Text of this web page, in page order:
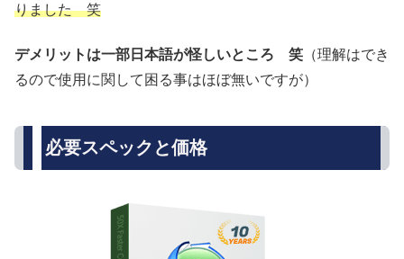
りました 笑
デメリットは一部日本語が怪しいところ 笑 （理解はでき
るので使用に関して困る事はほぼ無いですが）
必要スペックと価格